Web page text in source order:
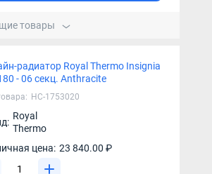
товары
радиатор Royal Thermo Insignia
- 06 секц. Anthracite
НС-1753020
Royal
Thermo
цена: 23 840.00 ₽